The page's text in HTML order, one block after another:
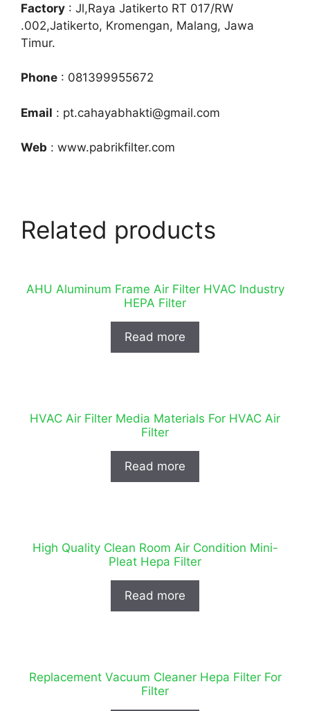
Factory : Jl,Raya Jatikerto RT 017/RW
.002,Jatikerto, Kromengan, Malang, Jawa
Timur.
Phone : 081399955672
Email : pt.cahayabhakti@gmail.com
Web : www.pabrikfilter.com
Related products
AHU Aluminum Frame Air Filter HVAC Industry
HEPA Filter
Read more
HVAC Air Filter Media Materials For HVAC Air
Filter
Read more
High Quality Clean Room Air Condition Mini-
Pleat Hepa Filter
Read more
Replacement Vacuum Cleaner Hepa Filter For
Filter